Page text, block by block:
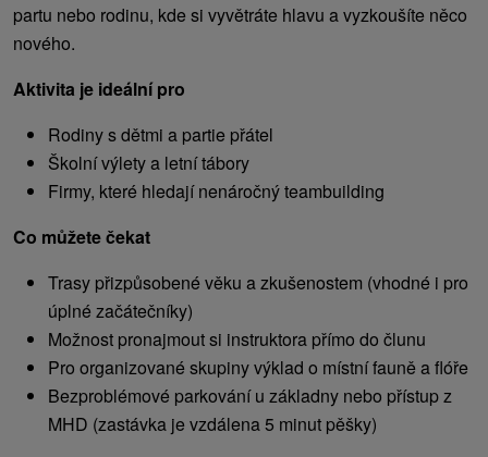
partu nebo rodinu, kde si vyvětráte hlavu a vyzkoušíte něco
nového.
Aktivita je ideální pro
Rodiny s dětmi a partie přátel
Školní výlety a letní tábory
Firmy, které hledají nenáročný teambuilding
Co můžete čekat
Trasy přizpůsobené věku a zkušenostem (vhodné i pro
úplné začátečníky)
Možnost pronajmout si instruktora přímo do člunu
Pro organizované skupiny výklad o místní fauně a flóře
Bezproblémové parkování u základny nebo přístup z
MHD (zastávka je vzdálena 5 minut pěšky)